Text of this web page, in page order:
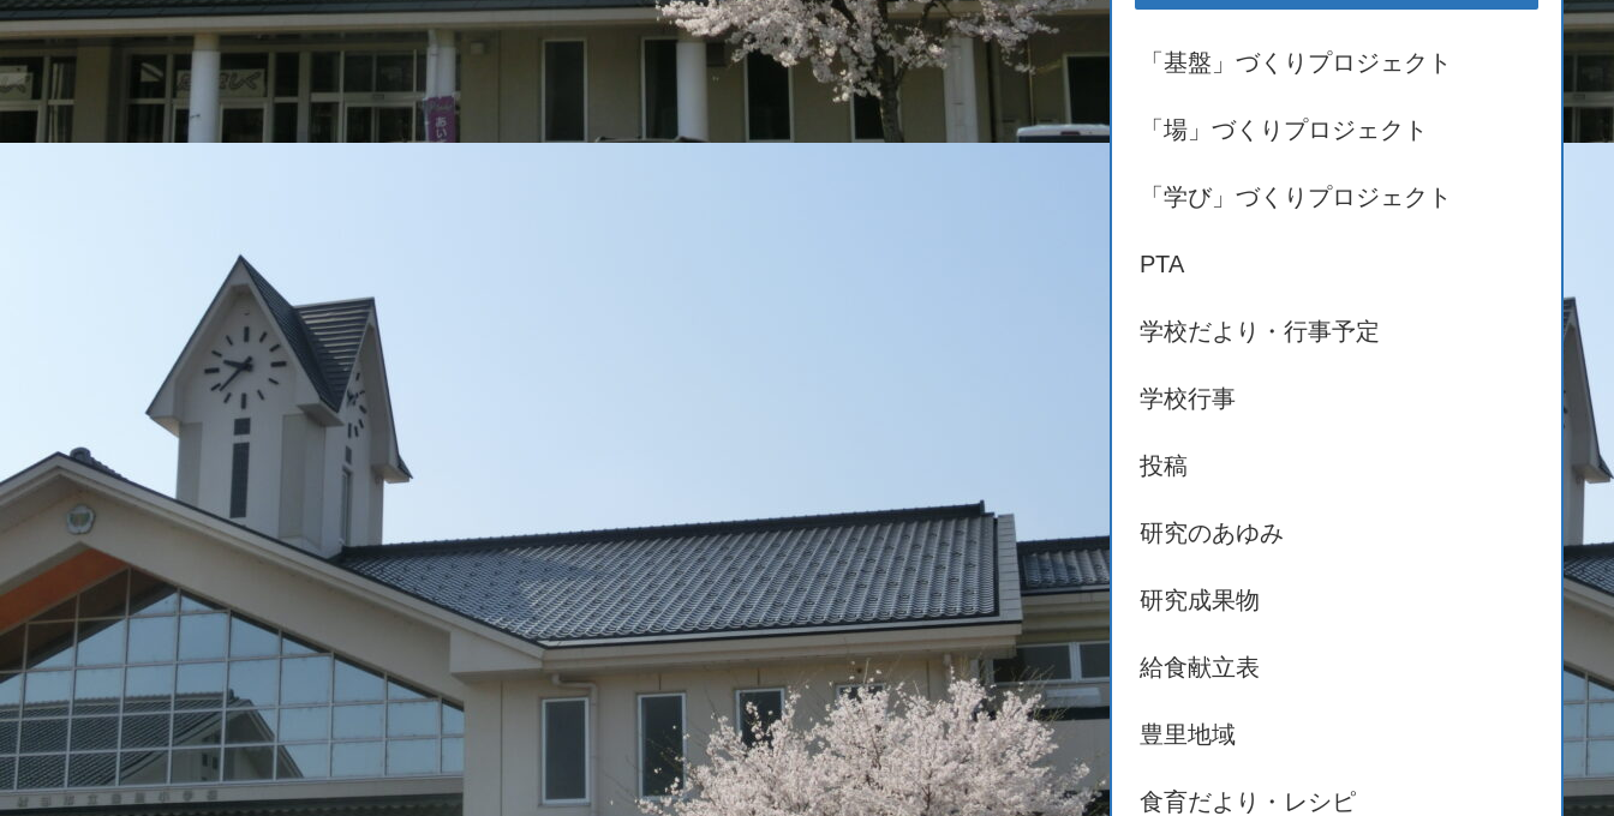
「基盤」づくりプロジェクト
「場」づくりプロジェクト
「学び」づくりプロジェクト
PTA
学校だより・行事予定
学校行事
投稿
研究のあゆみ
研究成果物
給食献立表
豊里地域
食育だより・レシピ